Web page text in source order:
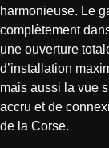
harmonieuse. Le
complètement
une ouverture
d’installation
mais aussi la vue
accru et de
de la Corse.